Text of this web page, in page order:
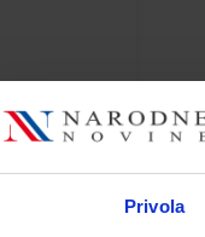
Privola